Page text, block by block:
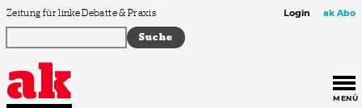
Zum Inhalt springen
Zeitung für linke Debatte & Praxis Login ak Abo
MENÜ